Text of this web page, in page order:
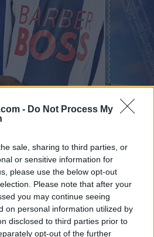
- Do Not Process My
sale, sharing to third parties, or
or sensitive information for
please use the below opt-out
Please note that after your
you may continue seeing
on personal information utilized by
disclosed to third parties prior to
opt-out of the further